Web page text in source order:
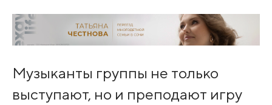
Музыканты группы не только
выступают, но и преподают игру